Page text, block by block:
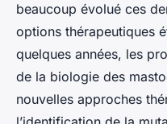
beaucoup évolué ces
options thérapeutiques
quelques années, les
de la biologie des
nouvelles approches